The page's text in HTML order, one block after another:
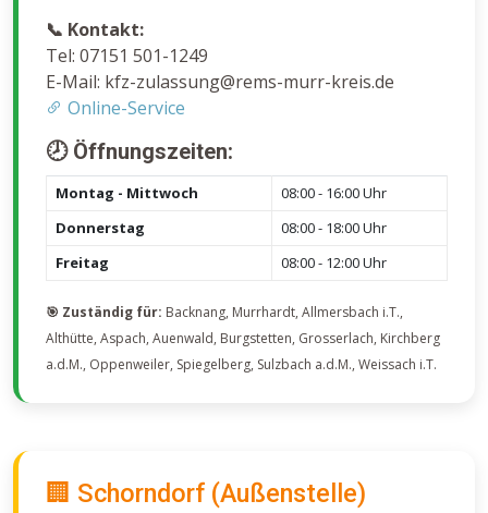
📞 Kontakt:
Tel: 07151 501-1249
E-Mail: kfz-zulassung@rems-murr-kreis.de
Online-Service
🕗 Öffnungszeiten:
Montag - Mittwoch
08:00 - 16:00 Uhr
Donnerstag
08:00 - 18:00 Uhr
Freitag
08:00 - 12:00 Uhr
🎯 Zuständig für: Backnang, Murrhardt, Allmersbach i.T.,
Althütte, Aspach, Auenwald, Burgstetten, Grosserlach, Kirchberg
a.d.M., Oppenweiler, Spiegelberg, Sulzbach a.d.M., Weissach i.T.
🏢 Schorndorf (Außenstelle)